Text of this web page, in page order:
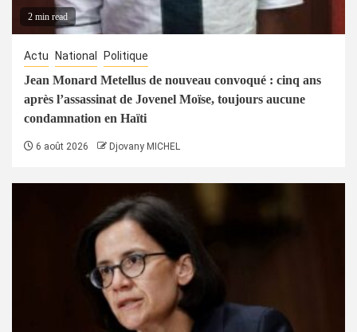
2 min read
Actu National Politique
Jean Monard Metellus de nouveau convoqué : cinq ans
après l’assassinat de Jovenel Moïse, toujours aucune
condamnation en Haïti
6 août 2026 Djovany MICHEL